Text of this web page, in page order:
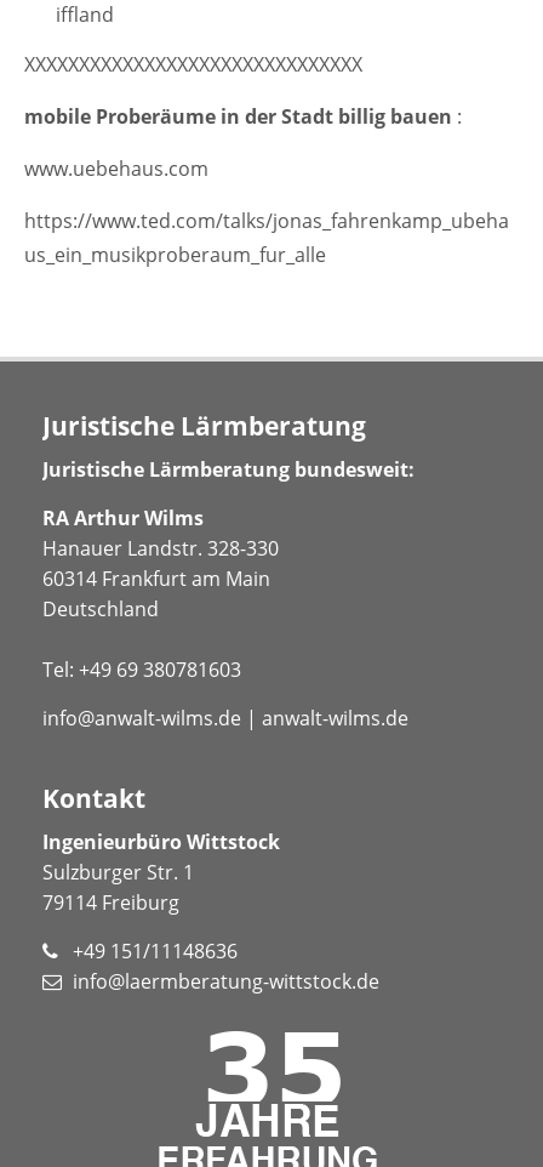
iffland
XXXXXXXXXXXXXXXXXXXXXXXXXXXXXXX
mobile Proberäume in der Stadt billig bauen :
www.uebehaus.com
https://www.ted.com/talks/jonas_fahrenkamp_ubeha
us_ein_musikproberaum_fur_alle
Juristische Lärmberatung
Juristische Lärmberatung bundesweit:
RA Arthur Wilms
Hanauer Landstr. 328-330
60314 Frankfurt am Main
Deutschland
Tel: +49 69 380781603
info@anwalt-wilms.de | anwalt-wilms.de
Kontakt
Ingenieurbüro Wittstock
Sulzburger Str. 1
79114 Freiburg
+49 151/11148636
info@laermberatung-wittstock.de